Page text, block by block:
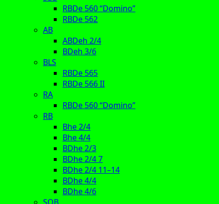
RBDe 560 “Domino”
RBDe 562
AB
ABDeh 2/4
BDeh 3/6
BLS
RBDe 565
RBDe 566 II
RA
RBDe 560 “Domino”
RB
Bhe 2/4
Bhe 4/4
BDhe 2/3
BDhe 2/4 7
BDhe 2/4 11–14
BDhe 4/4
BDhe 4/6